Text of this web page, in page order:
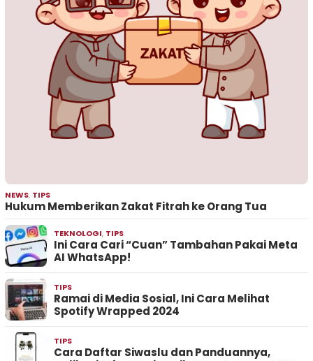
NEWS, TIPS
Hukum Memberikan Zakat Fitrah ke Orang Tua
TEKNOLOGI, TIPS
Ini Cara Cari “Cuan” Tambahan Pakai Meta
AI WhatsApp!
TIPS
Ramai di Media Sosial, Ini Cara Melihat
Spotify Wrapped 2024
TIPS
Cara Daftar Siwaslu dan Panduannya,